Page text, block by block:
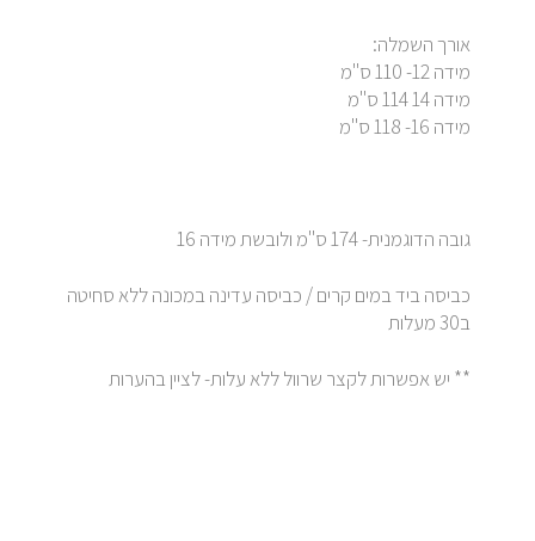
אורך השמלה:
מידה 12- 110 ס"מ
מידה 14 114 ס"מ
מידה 16- 118 ס"מ
גובה הדוגמנית- 174 ס"מ ולובשת מידה 16
כביסה ביד במים קרים / כביסה עדינה במכונה ללא סחיטה
ב30 מעלות
** יש אפשרות לקצר שרוול ללא עלות- לציין בהערות